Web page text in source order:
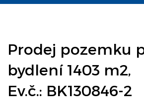
Prodej pozemku
bydlení 1403 m2,
Ev.č.: BK130846-2